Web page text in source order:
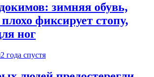
зимняя обувь,
фиксирует стопу,
ног
2 года спустя